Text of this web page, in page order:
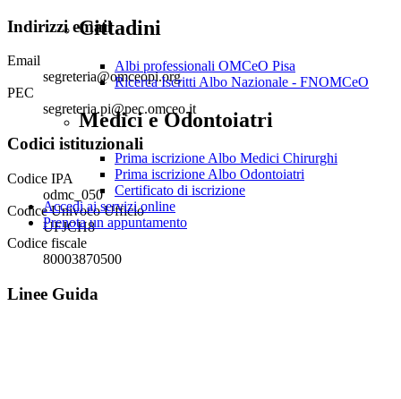
Cittadini
Albi professionali OMCeO Pisa
Ricerca Iscritti Albo Nazionale - FNOMCeO
Medici e Odontoiatri
Prima iscrizione Albo Medici Chirurghi
Prima iscrizione Albo Odontoiatri
Certificato di iscrizione
Accedi ai servizi online
Prenota un appuntamento
Indirizzi email
Email
segreteria@omceopi.org
PEC
segreteria.pi@pec.omceo.it
Codici istituzionali
Codice IPA
odmc_050
Codice Univoco Ufficio
UFJCH8
Codice fiscale
80003870500
Linee Guida